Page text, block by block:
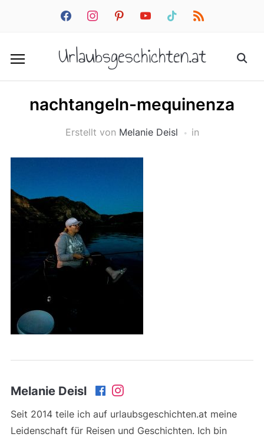
facebookinstagrampinterestyoutube tiktok rss
Urlaubsgeschichten.at
nachtangeln-mequinenza
Erstellt von Melanie Deisl in
Melanie Deisl
Seit 2014 teile ich auf urlaubsgeschichten.at meine
Leidenschaft für Reisen und Geschichten. Ich bin